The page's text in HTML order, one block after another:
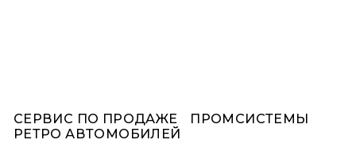
СЕРВИС ПО ПРОДАЖЕ
РЕТРО АВТОМОБИЛЕЙ
ПРОМСИСТЕМЫ